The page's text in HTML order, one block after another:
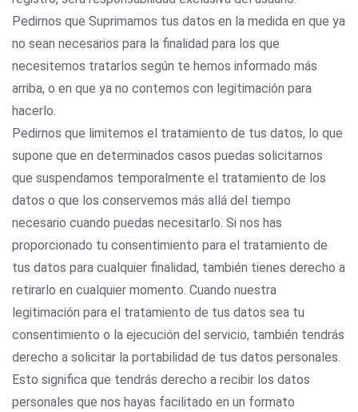
Pedirnos que Suprimamos tus datos en la medida en que ya
no sean necesarios para la finalidad para los que
necesitemos tratarlos según te hemos informado más
arriba, o en que ya no contemos con legitimación para
hacerlo.
Pedirnos que limitemos el tratamiento de tus datos, lo que
supone que en determinados casos puedas solicitarnos
que suspendamos temporalmente el tratamiento de los
datos o que los conservemos más allá del tiempo
necesario cuando puedas necesitarlo. Si nos has
proporcionado tu consentimiento para el tratamiento de
tus datos para cualquier finalidad, también tienes derecho a
retirarlo en cualquier momento. Cuando nuestra
legitimación para el tratamiento de tus datos sea tu
consentimiento o la ejecución del servicio, también tendrás
derecho a solicitar la portabilidad de tus datos personales.
Esto significa que tendrás derecho a recibir los datos
personales que nos hayas facilitado en un formato